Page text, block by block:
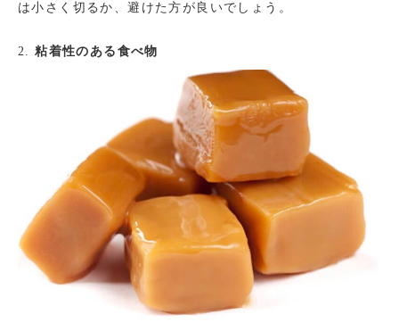
は小さく切るか、避けた方が良いでしょう。
2.粘着性のある食べ物